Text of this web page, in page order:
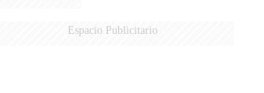
Espacio Publicitario